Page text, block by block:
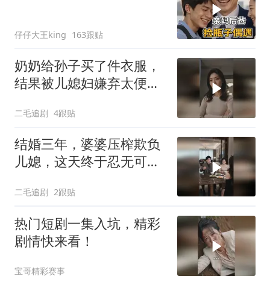
仔仔大王king 163跟贴
奶奶给孙子买了件衣服，
结果被儿媳妇嫌弃太便
二毛追剧 4跟贴
结婚三年，婆婆压榨欺负
儿媳，这天终于忍无可
二毛追剧 2跟贴
热门短剧一集入坑，精彩
剧情快来看！
宝哥精彩赛事